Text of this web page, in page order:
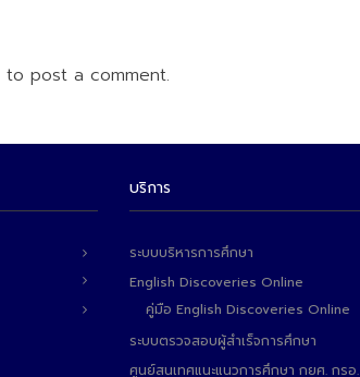
to post a comment.
บริการ
ระบบบริหารการศึกษา
English Discoveries Online
คู่มือ English Discoveries Online
ระบบตรวจสอบผู้สำเร็จการศึกษา
ศูนย์สนเทศแนะแนวการศึกษา กยศ. กรอ.